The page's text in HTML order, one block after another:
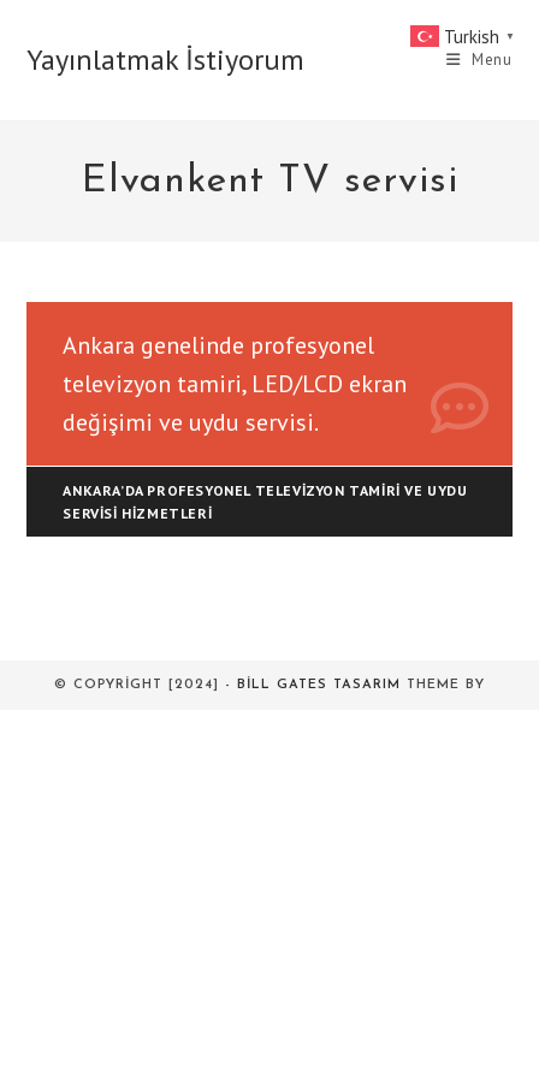
contentYayınlatmak İstiyorum Menu
Elvankent TV servisi
Ankara genelinde profesyonel
televizyon tamiri, LED/LCD ekran
değişimi ve uydu servisi.
ANKARA’DA PROFESYONEL TELEVIZYON TAMIRI VE UYDU
SERVISI HIZMETLERI
© COPYRIGHT [2024] - BILL GATES TASARIM THEME BY
Turkish ▼